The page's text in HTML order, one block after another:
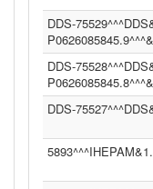
DDS-
DDS-
DDS-